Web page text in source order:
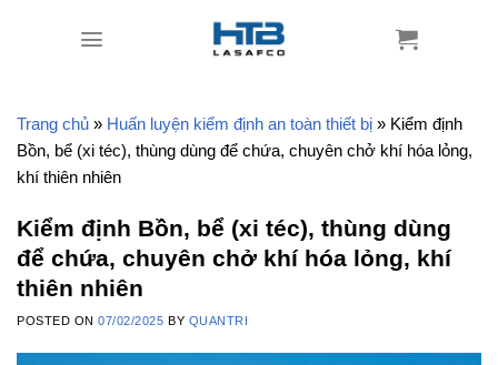
Trang chủ » Huấn luyện kiểm định an toàn thiết bị » Kiểm định
Bồn, bể (xi téc), thùng dùng để chứa, chuyên chở khí hóa lỏng,
khí thiên nhiên
Kiểm định Bồn, bể (xi téc), thùng dùng
để chứa, chuyên chở khí hóa lỏng, khí
thiên nhiên
POSTED ON07/02/2025 BY QUANTRI